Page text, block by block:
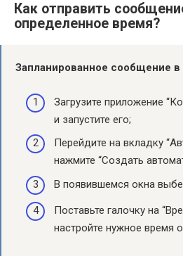
Как отправить
определенное время?
Запланированное сообщение в
Загрузите приложение
и запустите его;
Перейдите на вкладку
нажмите “Создать
В появившемся окна
Поставьте галочку на
настройте нужное время